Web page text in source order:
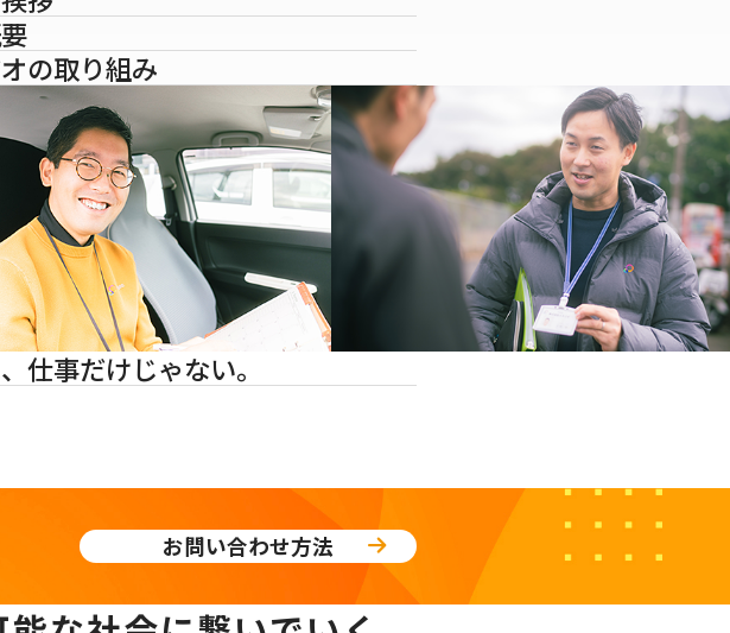
の取り組み
仕事だけじゃない。
お問い合わせ方法